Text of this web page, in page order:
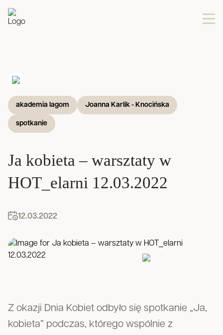
akademia lagom Joanna Karlik - Knocińska
spotkanie
Ja kobieta – warsztaty w
HOT_elarni 12.03.2022
12.03.2022
Z okazji Dnia Kobiet odbyło się spotkanie „Ja,
kobieta” podczas, którego wspólnie z